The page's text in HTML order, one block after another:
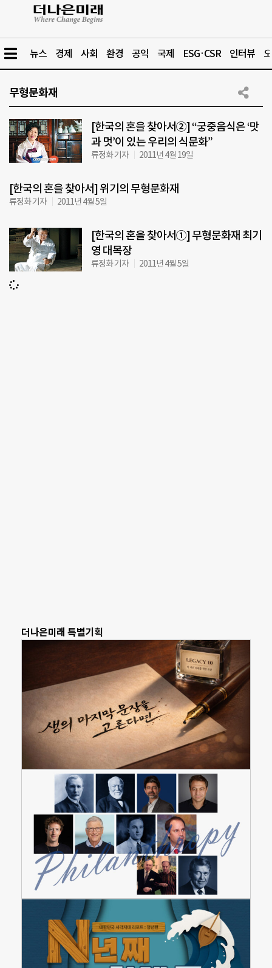
뉴스 경제 사회 환경 공익 국제 ESG·CSR 인터뷰
무형문화재
[한국의 혼을 찾아서②] “궁중음식은 ‘맛
과 멋’이 있는 우리의 식문화”
류정화 기자 2011년 4월 19일
[한국의 혼을 찾아서] 위기의 무형문화재
류정화 기자 2011년 4월 5일
[한국의 혼을 찾아서①] 무형문화재 최기
영 대목장
류정화 기자 2011년 4월 5일
더나은미래 특별기획